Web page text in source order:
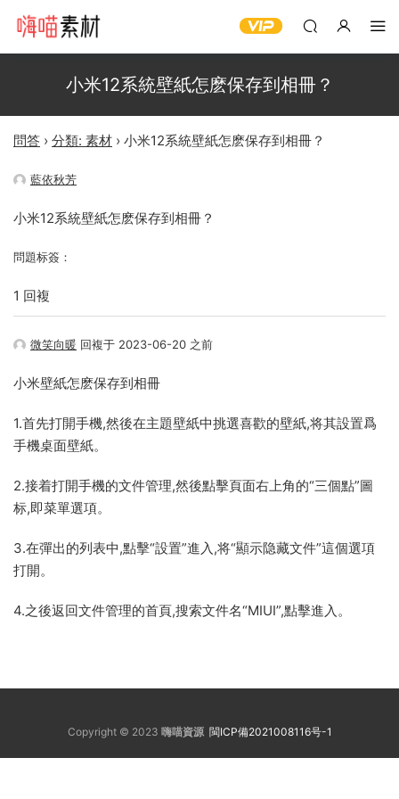
小米12系統壁紙怎麽保存到相冊？
問答 › 分類: 素材 › 小米12系統壁紙怎麽保存到相冊？
藍依秋芳
小米12系統壁紙怎麽保存到相冊？
問題标簽：
1 回複
微笑向暖 回複于 2023-06-20 之前
小米壁紙怎麽保存到相冊
1.首先打開手機,然後在主題壁紙中挑選喜歡的壁紙,将其設置爲
手機桌面壁紙。
2.接着打開手機的文件管理,然後點擊頁面右上角的“三個點”圖
标,即菜單選項。
3.在彈出的列表中,點擊“設置”進入,将“顯示隐藏文件”這個選項
打開。
4.之後返回文件管理的首頁,搜索文件名“MIUI”,點擊進入。
Copyright © 2023 嗨喵資源 閩ICP備2021008116号-1